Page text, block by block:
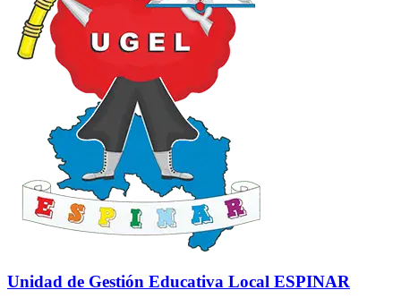
Unidad de Gestión Educativa Local ESPINAR